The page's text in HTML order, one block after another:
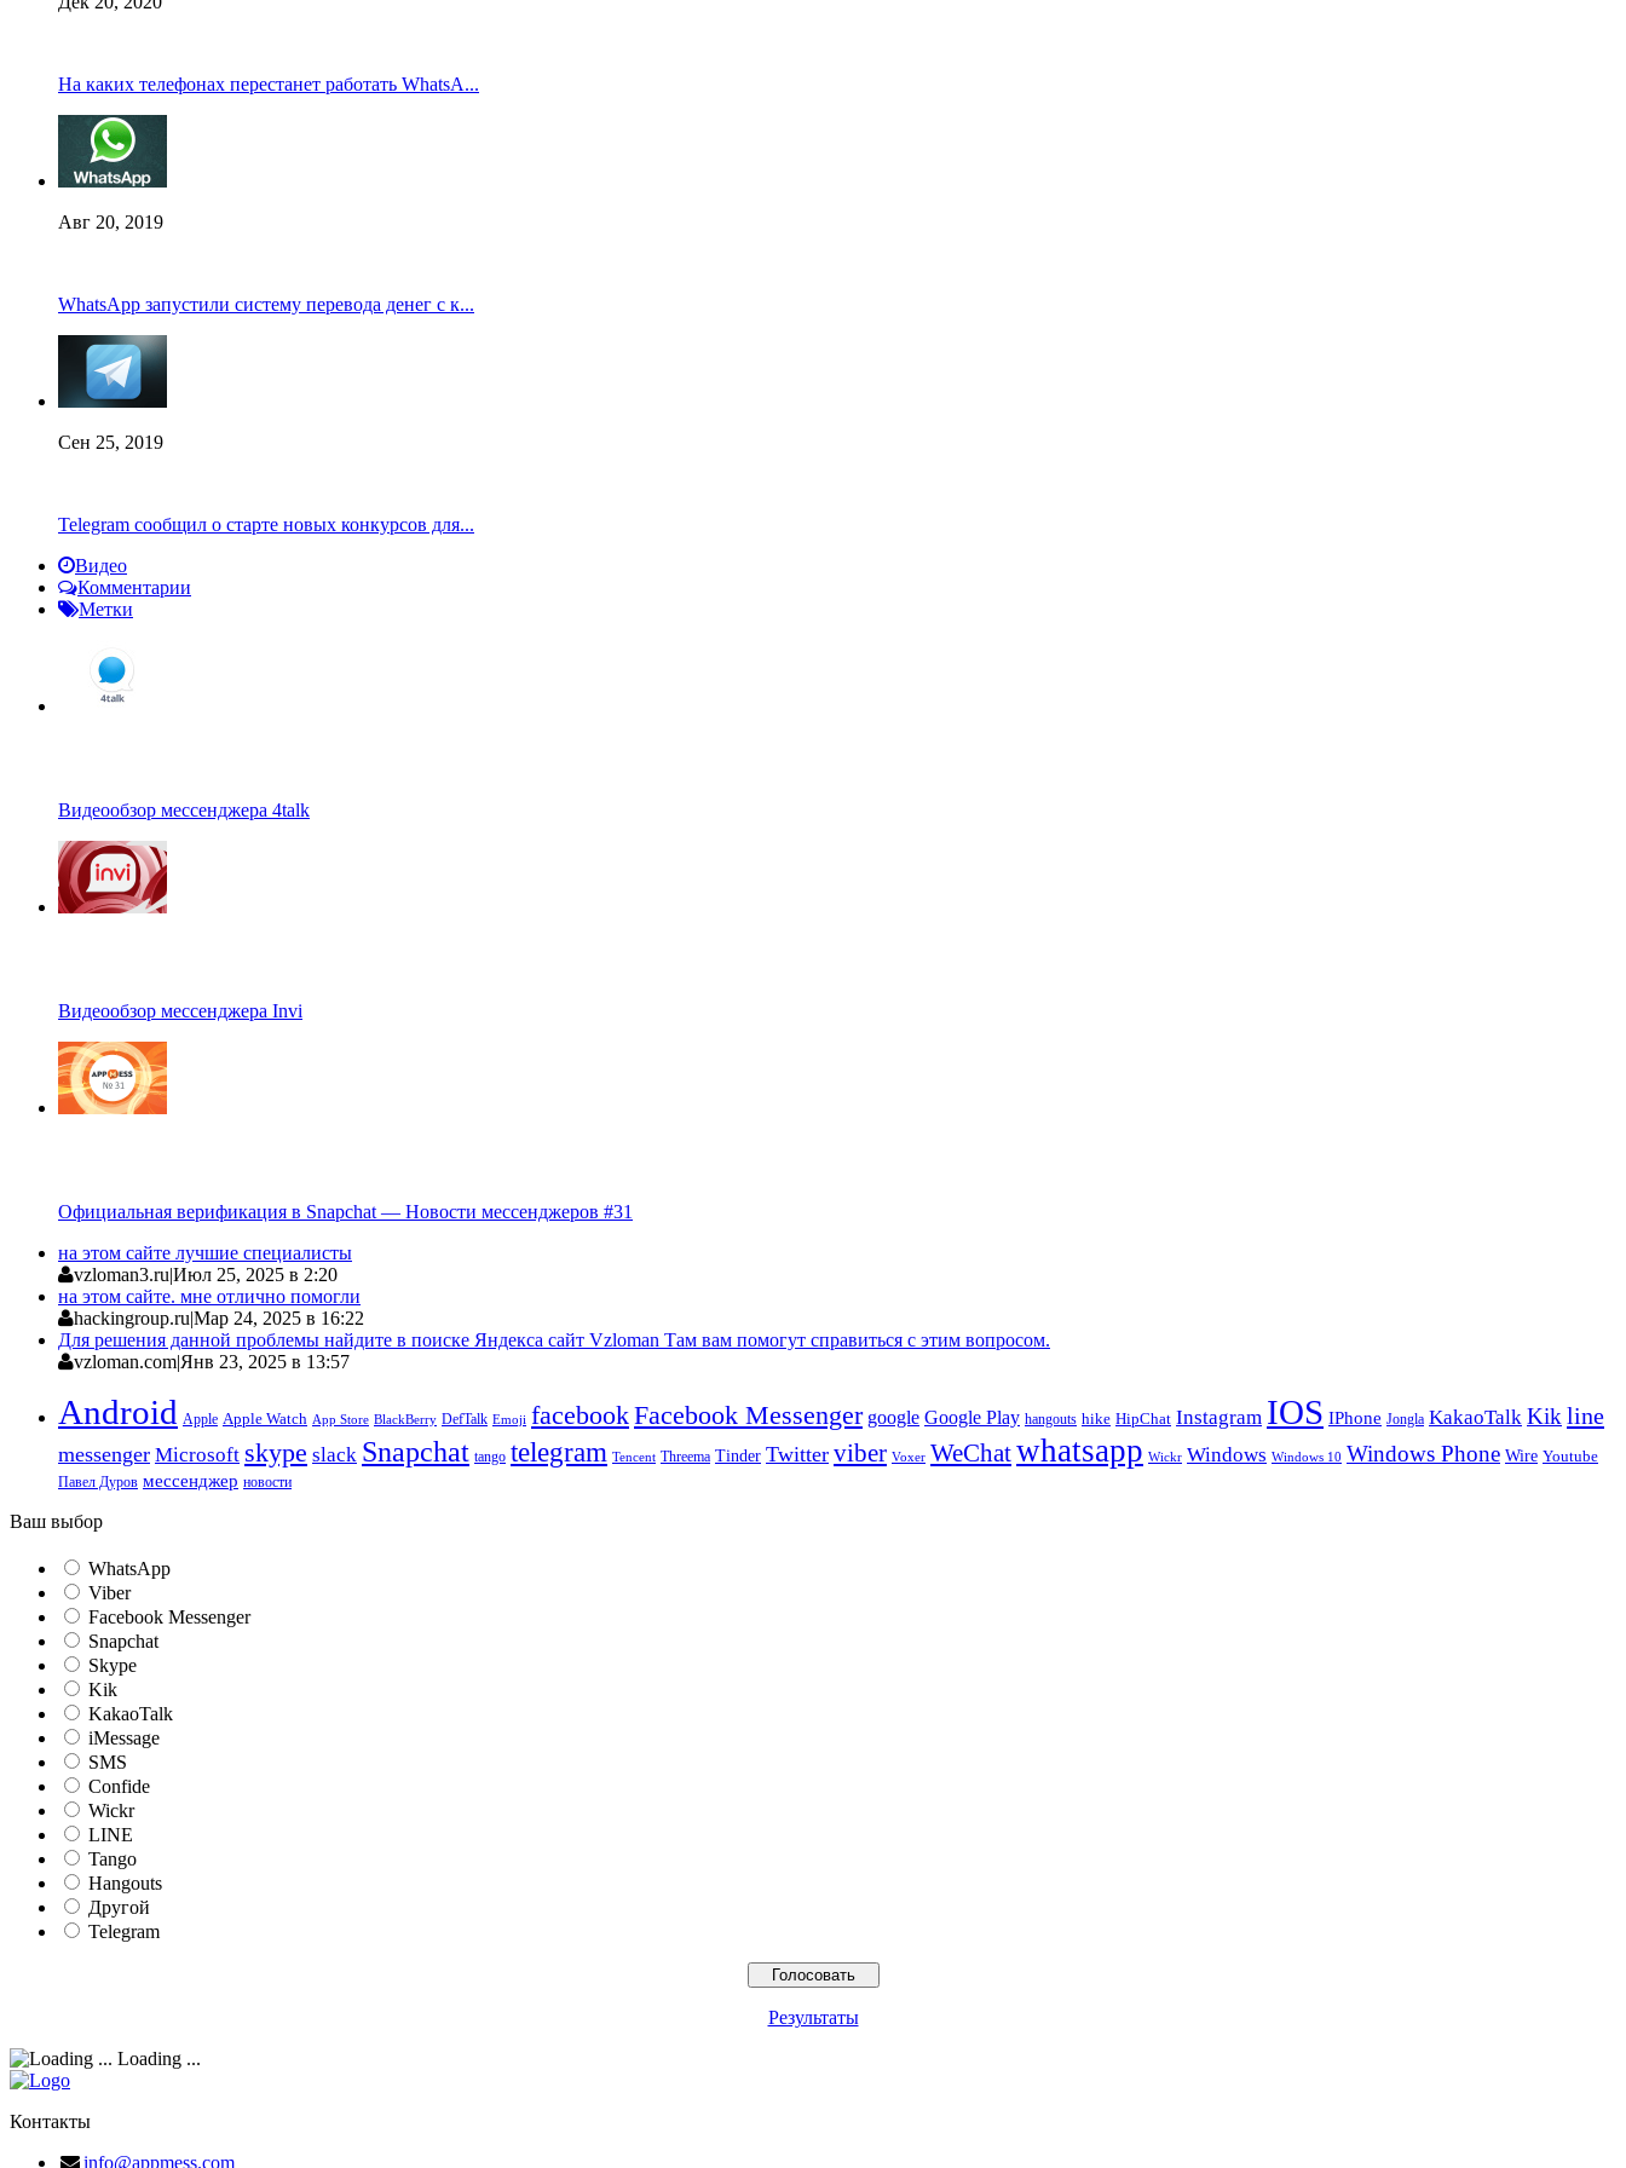
На каких телефонах перестанет работать WhatsA...
Авг 20, 2019
WhatsApp запустили систему перевода денег с к...
Сен 25, 2019
Telegram сообщил о старте новых конкурсов для...
Видео
Комментарии
Метки
Видеообзор мессенджера 4talk
Видеообзор мессенджера Invi
Официальная верификация в Snapchat — Новости мессенджеров #31
на этом сайте лучшие специалисты
vzloman3.ru|Июл 25, 2025 в 2:20
на этом сайте. мне отлично помогли
hackingroup.ru|Мар 24, 2025 в 16:22
Для решения данной проблемы найдите в поиске Яндекса сайт Vzloman Там вам помогут справиться с этим вопросом.
vzloman.com|Янв 23, 2025 в 13:57
Android Apple Apple Watch App Store BlackBerry DefTalk Emoji facebookFacebook Messenger google Google Play hangouts hike HipChat Instagram IOS IPhone Jongla KakaoTalk Kik line
messenger Microsoft skype slack Snapchat tango telegram Tencent Threema Tinder Twitter viber Voxer WeChatwhatsapp Wickr Windows Windows 10 Windows Phone Wire Youtube
Павел Дуров мессенджер новости
Ваш выбор
WhatsApp
Viber
Facebook Messenger
Snapchat
Skype
Kik
KakaoTalk
iMessage
SMS
Confide
Wickr
LINE
Tango
Hangouts
Другой
Telegram
Результаты
Loading ...
Контакты
info@appmess.com